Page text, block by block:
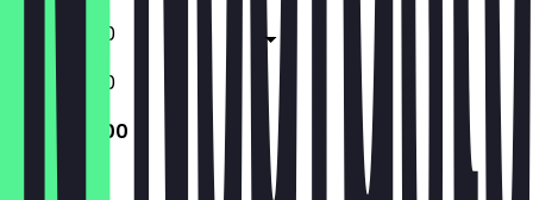
13:30 - 19:30
12:30 - 19:30
12:30 - 19:00